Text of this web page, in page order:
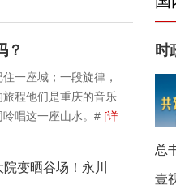
？
一座城；一段旋律，
旅程他们是重庆的音乐
呤唱这一座山水。# [详
变晒谷场！永川
时
总
壹